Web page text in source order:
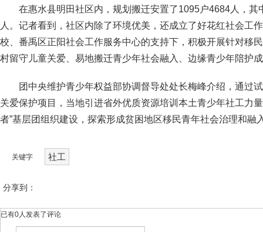
在惠水县明田社区内，规划搬迁安置了1095户4684人，
人。记者看到，社区内除了环境优美，还成立了好花红社会工
校、番禹区正阳社会工作服务中心的支持下，积极开展针对移
村留守儿童关爱、易地搬迁青少年社会融入、边缘青少年陪护
团中央维护青少年权益部协调督导处处长梅峰介绍，通过
关爱保护项目，当地引进省外优质资源培训本土青少年社工力
者”基层团组织建设，探索形成贫困地区移民青年社会治理和融
关键字 社工
分享到：
已有0人发表了评论